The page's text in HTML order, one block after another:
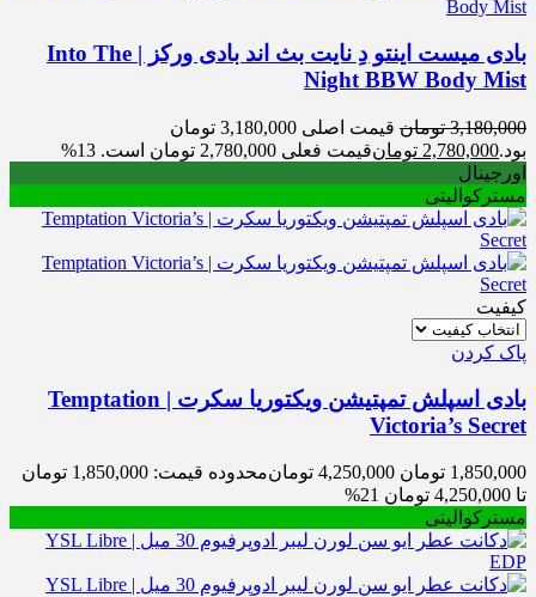
بادی میست اینتو دِ نایت بث اند بادی ورکز | Into The
Night BBW Body Mist
3,180,000 تومان
قیمت اصلی 3,180,000 تومان
بود.2,780,000 تومانقیمت فعلی 2,780,000 تومان است.
13%
اورجینال
مسترکوالیتی
کیفیت
پاک کردن
بادی اسپلش تمپتیشن ویکتوریا سکرت | Temptation
Victoria’s Secret
1,850,000 تومان 4,250,000 تومان
محدوده قیمت: 1,850,000 تومان
تا 4,250,000 تومان
21%
مسترکوالیتی